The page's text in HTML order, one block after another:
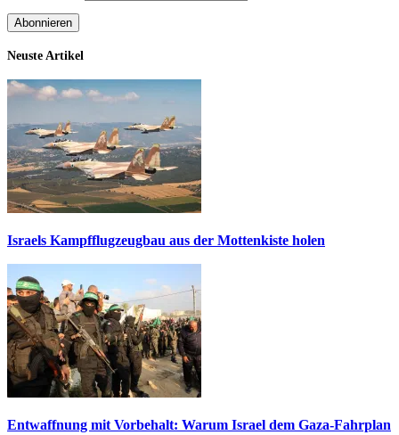
Neuste Artikel
Israels Kampfflugzeugbau aus der Mottenkiste holen
Entwaffnung mit Vorbehalt: Warum Israel dem Gaza-Fahrplan